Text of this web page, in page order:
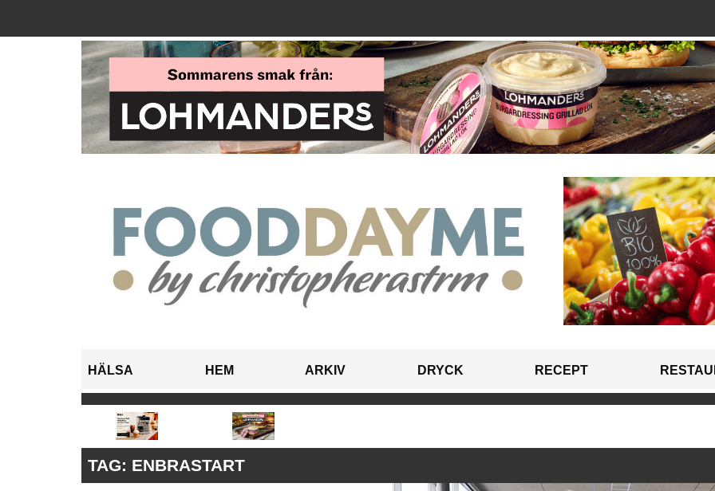
HÄLSA HEM ARKIV DRYCK RECEPT
TAG: ENBRASTART